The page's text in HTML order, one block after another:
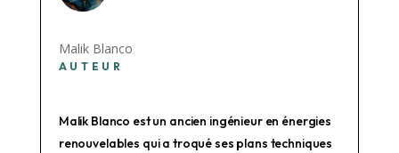
Malik Blanco
AUTEUR
Malik Blanco est un ancien ingénieur en énergies
renouvelables qui a troqué ses plans techniques